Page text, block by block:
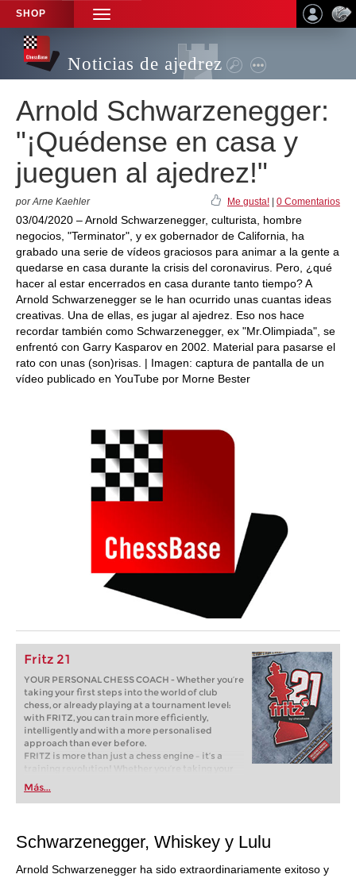
SHOP
TOGGLE
NAVIGATION
Noticias de ajedrez
Arnold Schwarzenegger:
"¡Quédense en casa y
jueguen al ajedrez!"
por Arne Kaehler Me gusta! 0 Comentarios
03/04/2020 – Arnold Schwarzenegger, culturista, hombre
negocios, "Terminator", y ex gobernador de California, ha
grabado una serie de vídeos graciosos para animar a la gente a
quedarse en casa durante la crisis del coronavirus. Pero, ¿qué
hacer al estar encerrados en casa durante tanto tiempo? A
Arnold Schwarzenegger se le han ocurrido unas cuantas ideas
creativas. Una de ellas, es jugar al ajedrez. Eso nos hace
recordar también como Schwarzenegger, ex "Mr.Olimpiada", se
enfrentó con Garry Kasparov en 2002. Material para pasarse el
rato con unas (son)risas. | Imagen: captura de pantalla de un
vídeo publicado en YouTube por Morne Bester
Fritz 21
YOUR PERSONAL CHESS COACH - Whether you’re
taking your first steps into the world of club
chess, or already playing at a tournament level:
with FRITZ, you can train more efficiently,
intelligently and with a more personalised
approach than ever before.
FRITZ is more than just a chess engine – it’s a
training revolution! Whether you’re taking your
first steps into the world of club chess, or already
playing at a tournament level: with FRITZ, you can
train more efficiently, intelligently and with a
Más...
Schwarzenegger, Whiskey y Lulu
Arnold Schwarzenegger ha sido extraordinariamente exitoso y